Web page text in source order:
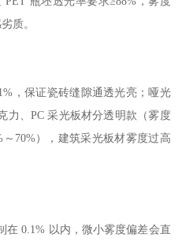
质。
，保证瓷砖缝隙通透光亮；哑光
力、PC采光板材分透明款（雾度
～ 70%），建筑采光板材雾度过高
在 0.1% 以内，微小雾度偏差会直